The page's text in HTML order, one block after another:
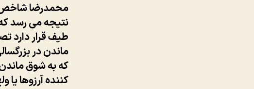
محمدرضا شاخص
نتیجه می رسد
طیف قرار دارد
ماندن در
که به شوق
کننده آرزوها یا